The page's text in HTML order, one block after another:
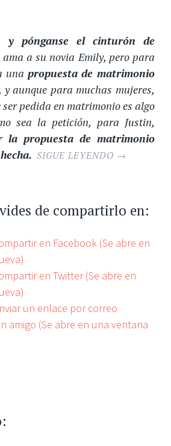
y pónganse el cinturón de
a su novia Emily, pero para
una propuesta de matrimonio
aunque para muchas mujeres,
ser pedida en matrimonio es algo
sea la petición, para Justin,
la propuesta de matrimonio
SIGUE LEYENDO →
de compartirlo en:
en Facebook (Se abre en
en Twitter (Se abre en
un enlace por correo
amigo (Se abre en una ventana